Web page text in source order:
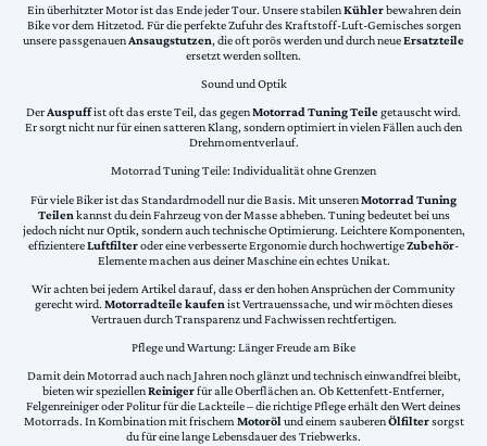
Ein überhitzter Motor ist das Ende jeder Tour. Unsere stabilenKühlerbewahren dein
Bike vor dem Hitzetod. Für die perfekte Zufuhr des Kraftstoff-Luft-Gemisches sorgen
unsere passgenauenAnsaugstutzen, die oft porös werden und durch neueErsatzteile
ersetzt werden sollten.
Sound und Optik
DerAuspuffist oft das erste Teil, das gegenMotorrad Tuning Teilegetauscht wird.
Er sorgt nicht nur für einen satteren Klang, sondern optimiert in vielen Fällen auch den
Drehmomentverlauf.
Motorrad Tuning Teile: Individualität ohne Grenzen
Für viele Biker ist das Standardmodell nur die Basis. Mit unserenMotorrad Tuning
Teilen kannst du dein Fahrzeug von der Masse abheben. Tuning bedeutet bei uns
jedoch nicht nur Optik, sondern auch technische Optimierung. Leichtere Komponenten,
effizientereLuftfilteroder eine verbesserte Ergonomie durch hochwertigeZubehör-
Elemente machen aus deiner Maschine ein echtes Unikat.
Wir achten bei jedem Artikel darauf, dass er den hohen Ansprüchen der Community
gerecht wird. Motorradteile kaufen ist Vertrauenssache, und wir möchten dieses
Vertrauen durch Transparenz und Fachwissen rechtfertigen.
Pflege und Wartung: Länger Freude am Bike
Damit dein Motorrad auch nach Jahren noch glänzt und technisch einwandfrei bleibt,
bieten wir speziellenReinigerfür alle Oberflächen an. Ob Kettenfett-Entferner,
Felgenreiniger oder Politur für die Lackteile – die richtige Pflege erhält den Wert deines
Motorrads. In Kombination mit frischemMotorölund einem sauberenÖlfiltersorgst
du für eine lange Lebensdauer des Triebwerks.